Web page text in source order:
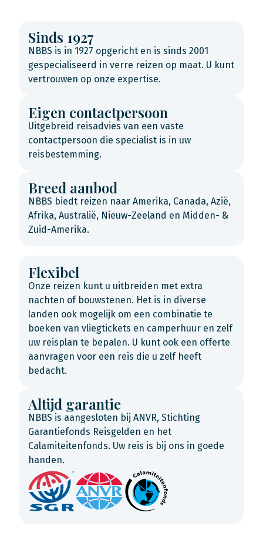
Sinds 1927
NBBS is in 1927 opgericht en is sinds 2001
gespecialiseerd in verre reizen op maat. U kunt
vertrouwen op onze expertise.
Eigen contactpersoon
Uitgebreid reisadvies van een vaste
contactpersoon die specialist is in uw
reisbestemming.
Breed aanbod
NBBS biedt reizen naar Amerika, Canada, Azië,
Afrika, Australië, Nieuw-Zeeland en Midden- &
Zuid-Amerika.
Flexibel
Onze reizen kunt u uitbreiden met extra
nachten of bouwstenen. Het is in diverse
landen ook mogelijk om een combinatie te
boeken van vliegtickets en camperhuur en zelf
uw reisplan te bepalen. U kunt ook een offerte
aanvragen voor een reis die u zelf heeft
bedacht.
Altijd garantie
NBBS is aangesloten bij ANVR, Stichting
Garantiefonds Reisgelden en het
Calamiteitenfonds. Uw reis is bij ons in goede
handen.